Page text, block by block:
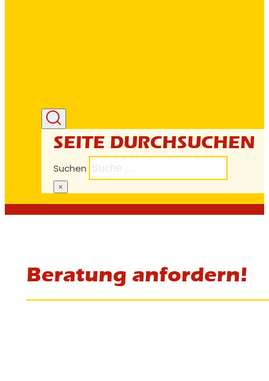
SEITE DURCHSUCHEN
Suchen
×
Beratung anfordern!